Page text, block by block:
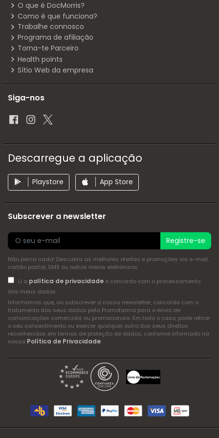
O que é DocMorris?
Como é que funciona?
Trabalhe connosco
Programa de afiliação
Torna-te Parceiro
Health points
Sítio Web da empresa
Siga-nos
Descarregue a aplicação
Playstore App Store
Subscrever a newsletter
Registre-se
Não perca nada! Descubra as melhores ofertas e promoções via e-mail,
cartão postal, SMS ou outros meios eletrónicos
Li a política de privacidadee concordo com o processamento
dos meus dados
Informamos que, ao subscrever a nossa newsletter, concorda com o
tratamento dos seus dados pela Promofarma para o envio de
comunicações comerciais ou promocionais. Em todo o caso, pode retirar
o seu consentimento ou exercer qualquer outro dos seus direitos
reconhecidos em termos de proteção de dados, conforme informado na
nossa Política de Privacidade.